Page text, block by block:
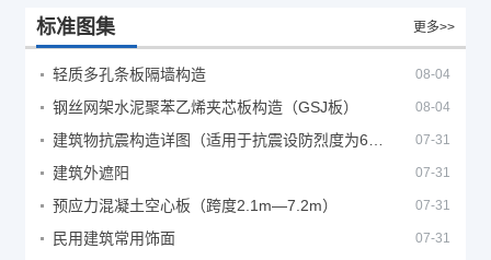
标准图集 更多>>
轻质多孔条板隔墙构造 08-04
钢丝网架水泥聚苯乙烯夹芯板构造（GSJ板） 08-04
07-31
建筑外遮阳 07-31
预应力混凝土空心板（跨度2.1m—7.2m） 07-31
民用建筑常用饰面 07-31